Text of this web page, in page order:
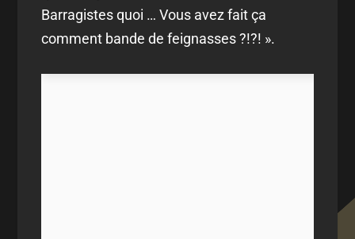
Barragistes quoi … Vous avez fait ça
comment bande de feignasses ?!?! ».